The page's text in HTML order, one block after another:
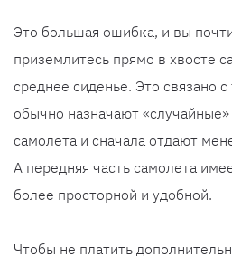
Это большая ошибка, и вы
приземлитесь прямо в хвосте
среднее сиденье. Это связано
обычно назначают
самолета и сначала отдают
А передняя часть самолета
более просторной и удобной.
Чтобы не платить